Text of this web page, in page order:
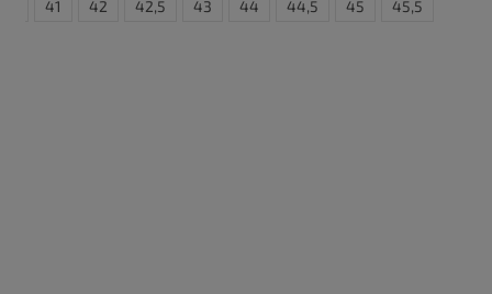
45,5 46,5
41 42 42,5 43 44 44,5 45 45,5